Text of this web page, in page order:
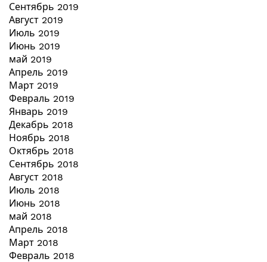
Сентябрь 2019
Август 2019
Июль 2019
Июнь 2019
май 2019
Апрель 2019
Март 2019
Февраль 2019
Январь 2019
Декабрь 2018
Ноябрь 2018
Октябрь 2018
Сентябрь 2018
Август 2018
Июль 2018
Июнь 2018
май 2018
Апрель 2018
Март 2018
Февраль 2018